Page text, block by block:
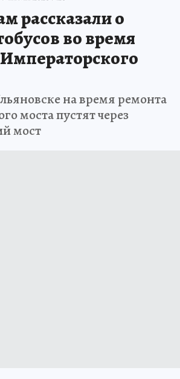
рассказали о
во время
на время ремонта
моста пустят через
мост